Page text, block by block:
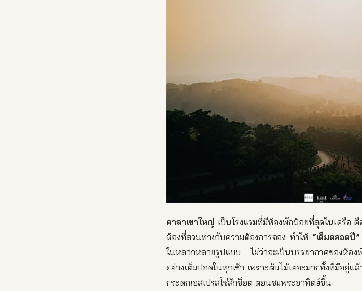
ศาลาเขาใหญ่ เป็นโรงแรมที่มีห้องพักน้อยที่สุดในเครือ
ห้องที่สวนทางกับความต้องการจอง ทำให้ “เต็มตลอดปี”
ในหลากหลายรูปแบบ ไม่ว่าจะเป็นบรรยากาศของห้อง
อย่างเต็มปอดในทุกเช้า เพราะต้นไม้เยอะมากทั้งที่มีอยู่
กระดกเอสเปรสโซ่สักช็อต ตอนชมพระอาทิตย์ขึ้น